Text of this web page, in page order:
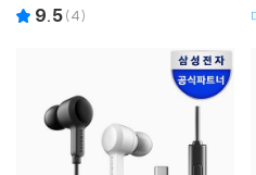
9.5(4)